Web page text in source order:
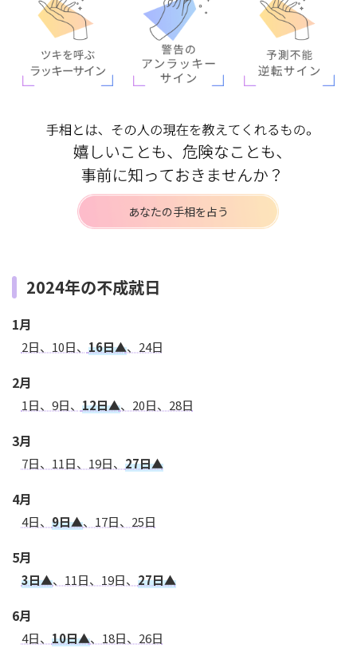
あなたの手相を占う
2024年の不成就日
1月
2日、10日、 16日▲、24日
2月
1日、9日、 12日▲、20日、28日
3月
7日、11日、19日、 27日▲
4月
4日、 9日▲、17日、25日
5月
3日▲、11日、19日、 27日▲
6月
4日、 10日▲、18日、26日